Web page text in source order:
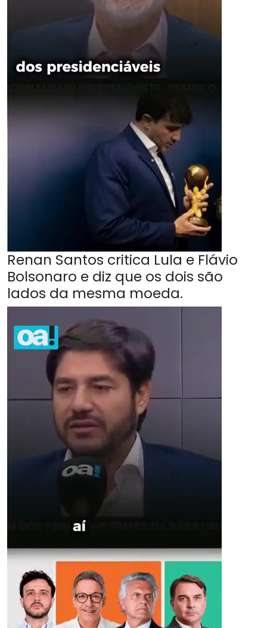
Renan Santos critica Lula e Flávio
Bolsonaro e diz que os dois são
lados da mesma moeda.